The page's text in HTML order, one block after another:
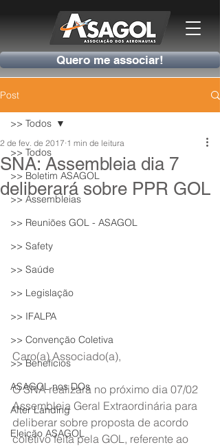
Quero me associar!
Post
>> Todos
>> Boletim ASAGOL
>> Assembleias
>> Reuniões GOL - ASAGOL
>> Safety
>> Saúde
>> Legislação
>> IFALPA
>> Convenção Coletiva
>> Benefícios
ASAGOL nos DOs
After Landing
Eleição ASAGOL
>> Todos
SNA: Assembleia dia 7
deliberará sobre PPR GOL
2 de fev. de 2017 1 min de leitura
Caro(a) Associado(a),
O SNA realizará no próximo dia 07/02
Assembleia Geral Extraordinária para
deliberar sobre proposta de acordo
coletivo feita pela GOL, referente ao